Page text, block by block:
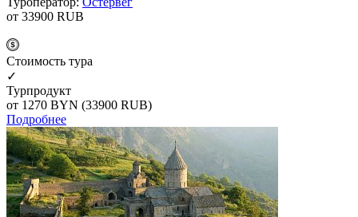
от 33900 RUB
Cтоимость тура
✓
Турпродукт
от 1270 BYN (33900 RUB)
Подробнее